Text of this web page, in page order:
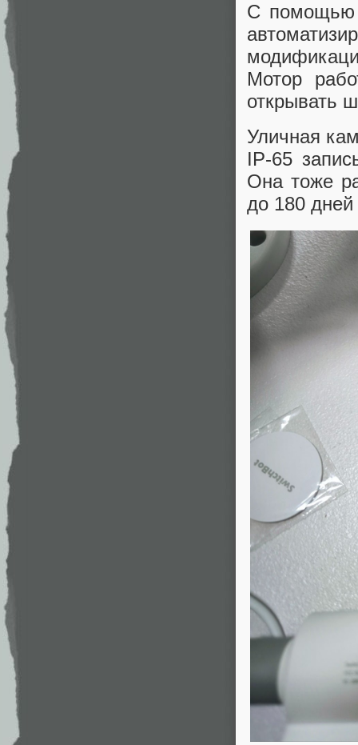
С помощью
Мотор
открывать
Уличная
IP-65
Она тоже
до 180